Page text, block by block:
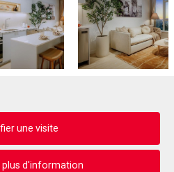
une visite
plus d'information